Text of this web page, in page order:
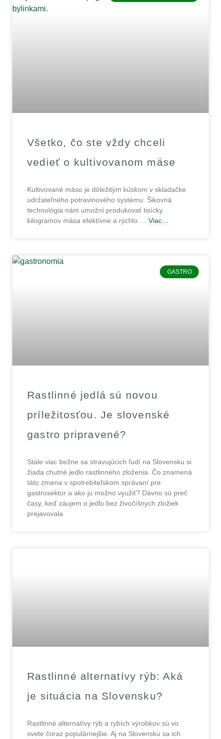
Všetko, čo ste vždy chceli
vedieť o kultivovanom mäse
Kultivované mäso je dôležitým kúskom v skladačke
udržateľného potravinového systému. Šikovná
technológia nám umožní produkovať tisícky
kilogramov mäsa efektívne a rýchlo.… Viac…
GASTRO
Rastlinné jedlá sú novou
príležitosťou. Je slovenské
gastro pripravené?
Stále viac bežne sa stravujúcich ľudí na Slovensku si
žiada chutné jedlo rastlinného zloženia. Čo znamená
táto zmena v spotrebiteľskom správaní pre
gastrosektor a ako ju možno využiť? Dávno sú preč
časy, keď záujem o jedlo bez živočíšnych zložiek
prejavovala
Rastlinné alternatívy rýb: Aká
je situácia na Slovensku?
Rastlinné alternatívy rýb a rybích výrobkov sú vo
svete čoraz populárnejšie. Aj na Slovensku sa ich